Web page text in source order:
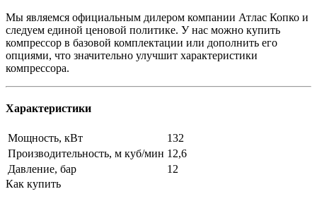
Мы являемся официальным дилером компании Атлас Копко и
следуем единой ценовой политике. У нас можно купить
компрессор в базовой комплектации или дополнить его
опциями, что значительно улучшит характеристики
компрессора.
Характеристики
Мощность, кВт
132
Производительность, м куб/мин 12,6
Давление, бар
12
Как купить